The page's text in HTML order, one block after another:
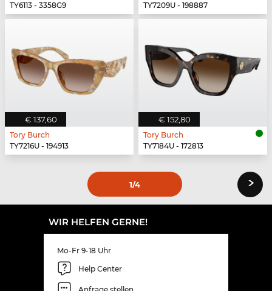
TY6113 - 3358G9
TY7209U - 198887
€ 137,60
Tory Burch
TY7216U - 194913
€ 152,80
Tory Burch
TY7184U - 172813
1/4 ›
WIR HELFEN GERNE!
Mo-Fr 9-18 Uhr
Help Center